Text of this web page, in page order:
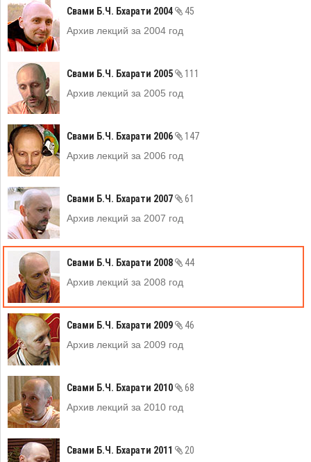
Свами Б.Ч. Бхарати 2004
45
Архив лекций за 2004 год
Свами Б.Ч. Бхарати 2005
111
Архив лекций за 2005 год
Свами Б.Ч. Бхарати 2006
147
Архив лекций за 2006 год
Свами Б.Ч. Бхарати 2007
61
Архив лекций за 2007 год
Свами Б.Ч. Бхарати 2008
44
Архив лекций за 2008 год
Свами Б.Ч. Бхарати 2009
46
Архив лекций за 2009 год
Свами Б.Ч. Бхарати 2010
68
Архив лекций за 2010 год
Свами Б.Ч. Бхарати 2011
20